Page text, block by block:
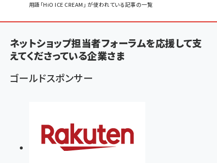
ン
く
ず
用語「HiO ICE CREAM」 が使われている記事の一覧
ネットショップ担当者フォーラムを応援して支
えてくださっている企業さま
ゴールドスポンサー